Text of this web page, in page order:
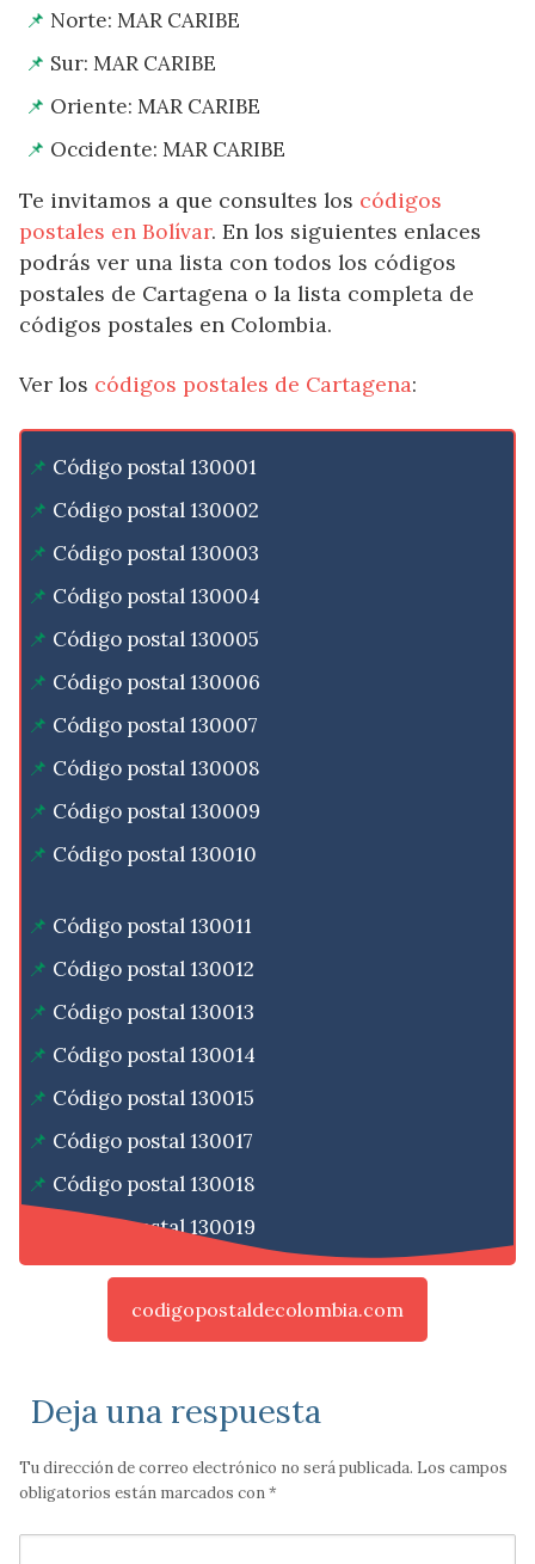
Norte: MAR CARIBE
Sur: MAR CARIBE
Oriente: MAR CARIBE
Occidente: MAR CARIBE
Te invitamos a que consultes los códigos
postales en Bolívar. En los siguientes enlaces
podrás ver una lista con todos los códigos
postales de Cartagena o la lista completa de
códigos postales en Colombia.
Ver los códigos postales de Cartagena:
Código postal 130001
Código postal 130002
Código postal 130003
Código postal 130004
Código postal 130005
Código postal 130006
Código postal 130007
Código postal 130008
Código postal 130009
Código postal 130010
Código postal 130011
Código postal 130012
Código postal 130013
Código postal 130014
Código postal 130015
Código postal 130017
Código postal 130018
Código postal 130019
codigopostaldecolombia.com
Deja una respuesta
Tu dirección de correo electrónico no será publicada. Los campos
obligatorios están marcados con*